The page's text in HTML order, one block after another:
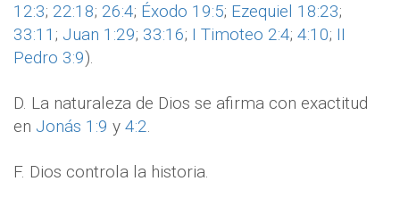
12:3; 22:18; 26:4; Éxodo 19:5; Ezequiel 18:23;
33:11 ; Juan 1:29; 33:16; I Timoteo 2:4; 4:10; II
Pedro 3:9).
D. La naturaleza de Dios se afirma con exactitud
en Jonás 1:9 y 4:2.
F. Dios controla la historia.